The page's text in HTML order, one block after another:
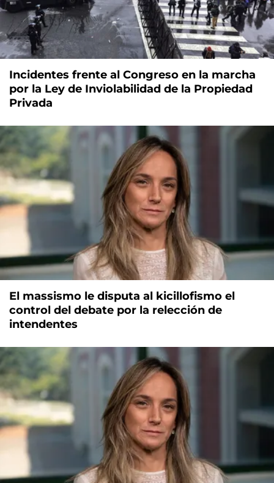
Incidentes frente al Congreso en la marcha
por la Ley de Inviolabilidad de la Propiedad
Privada
El massismo le disputa al kicillofismo el
control del debate por la relección de
intendentes